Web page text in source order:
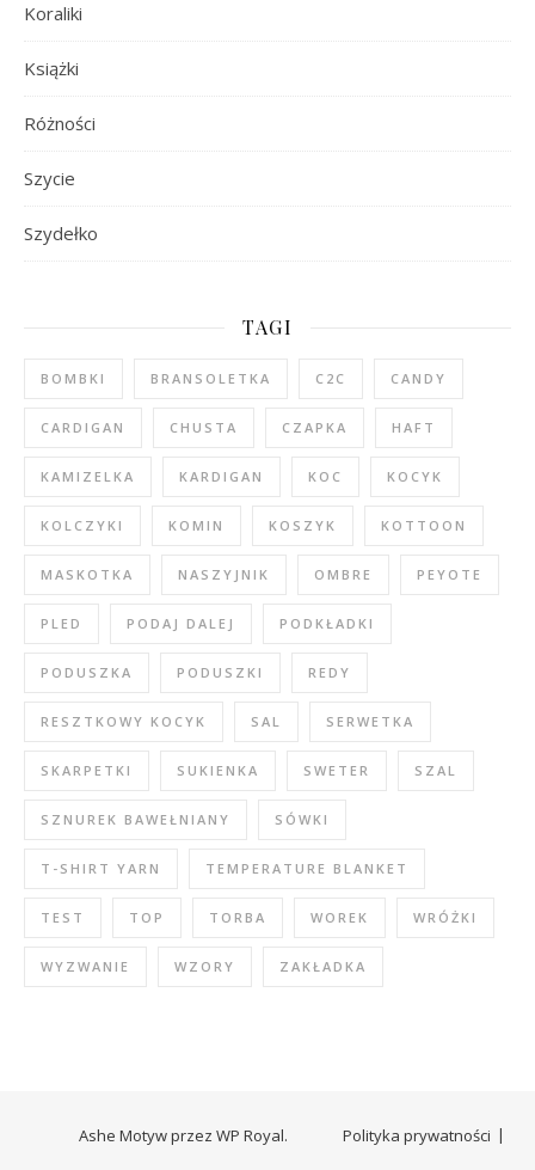
Koraliki
Książki
Różności
Szycie
Szydełko
TAGI
BOMBKI BRANSOLETKA C2C CANDY
CARDIGAN CHUSTA CZAPKA HAFT
KAMIZELKA KARDIGAN KOC KOCYK
KOLCZYKI KOMIN KOSZYK KOTTOON
MASKOTKA NASZYJNIK OMBRE PEYOTE
PLED PODAJ DALEJ PODKŁADKI
PODUSZKA PODUSZKI REDY
RESZTKOWY KOCYK SAL SERWETKA
SKARPETKI SUKIENKA SWETER SZAL
SZNUREK BAWEŁNIANY SÓWKI
T-SHIRT YARN TEMPERATURE BLANKET
TEST TOP TORBA WOREK WRÓŻKI
WYZWANIE WZORY ZAKŁADKA
Polityka prywatności
Ashe Motyw przez WP Royal.